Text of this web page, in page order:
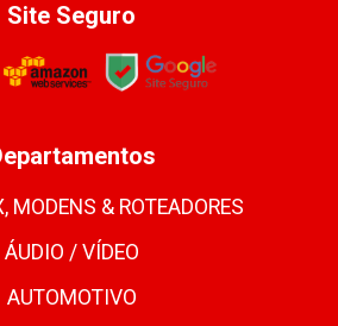
Site Seguro
MODENS & ROTEADORES
ÁUDIO / VÍDEO
AUTOMOTIVO